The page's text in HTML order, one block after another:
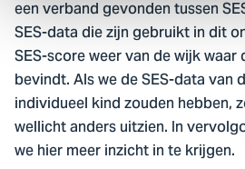
een verband gevonden tussen
SES-data die zijn gebruikt in dit
SES-score weer van de wijk
bevindt. Als we de SES-data van
individueel kind zouden hebben,
wellicht anders uitzien. In
we hier meer inzicht in te krijgen.